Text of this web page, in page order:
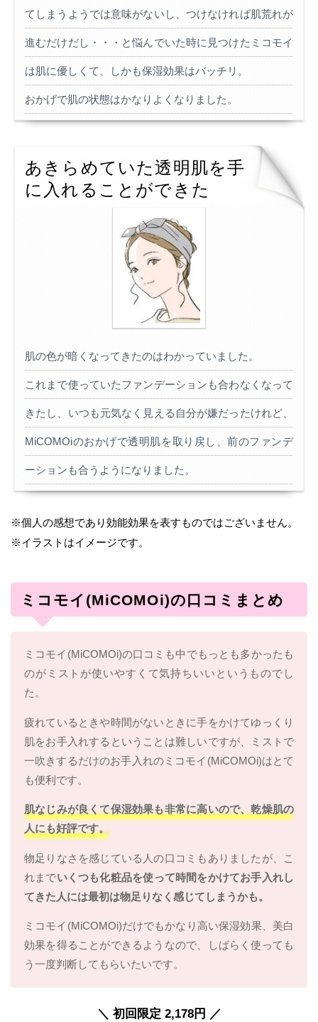
てしまうようでは意味がないし、つけなければ肌荒れが
進むだけだし・・・と悩んでいた時に見つけたミコモイ
は肌に優しくて、しかも保湿効果はバッチリ。
おかげで肌の状態はかなりよくなりました。
あきらめていた透明肌を手
に入れることができた
肌の色が暗くなってきたのはわかっていました。
これまで使っていたファンデーションも合わなくなって
きたし、いつも元気なく見える自分が嫌だったけれど、
MiCOMOiのおかげで透明肌を取り戻し、前のファンデ
ーションも合うようになりました。
※個人の感想であり効能効果を表すものではございません。
※イラストはイメージです。
ミコモイ(MiCOMOi)の口コミまとめ
ミコモイ(MiCOMOi)の口コミも中でもっとも多かったも
のがミストが使いやすくて気持ちいいというものでし
た。
疲れているときや時間がないときに手をかけてゆっくり
肌をお手入れするということは難しいですが、ミストで
一吹きするだけのお手入れのミコモイ(MiCOMOi)はとて
も便利です。
肌なじみが良くて保湿効果も非常に高いので、乾燥肌の
人にも好評です。
物足りなさを感じている人の口コミもありましたが、こ
れまでいくつも化粧品を使って時間をかけてお手入れし
てきた人には最初は物足りなく感じてしまうかも。
ミコモイ(MiCOMOi)だけでもかなり高い保湿効果、美白
効果を得ることができるようなので、しばらく使っても
う一度判断してもらいたいです。
＼ 初回限定 2,178円 ／